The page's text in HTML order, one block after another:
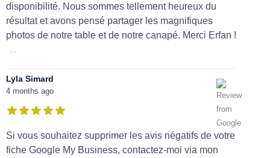
disponibilité. Nous sommes tellement heureux du
résultat et avons pensé partager les magnifiques
photos de notre table et de notre canapé. Merci Erfan !
Lyla Simard
4 months ago
Si vous souhaitez supprimer les avis négatifs de votre
fiche Google My Business, contactez-moi via mon